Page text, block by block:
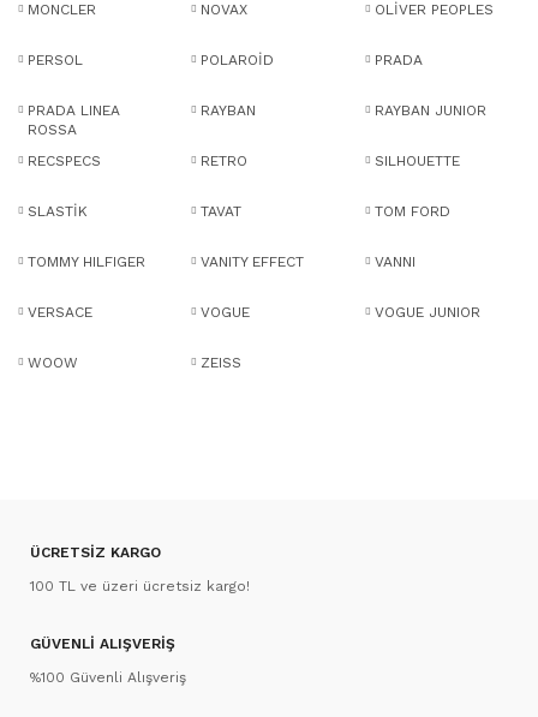
MONCLER NOVAX OLİVER PEOPLES
PERSOL POLAROİD PRADA
PRADA LINEA
ROSSA
RAYBAN RAYBAN JUNIOR
RECSPECS RETRO SILHOUETTE
SLASTİK TAVAT TOM FORD
TOMMY HILFIGER VANITY EFFECT VANNI
VERSACE VOGUE VOGUE JUNIOR
WOOW ZEISS
ÜCRETSİZ KARGO
100 TL ve üzeri ücretsiz kargo!
GÜVENLİ ALIŞVERİŞ
%100 Güvenli Alışveriş